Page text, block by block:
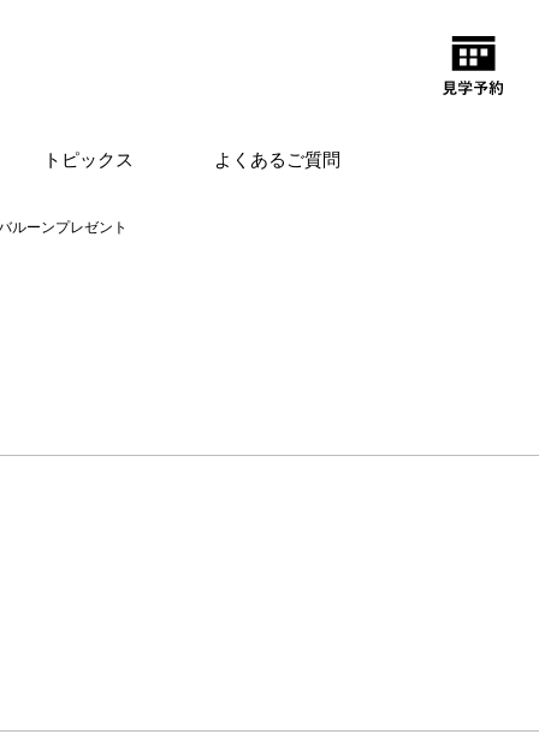
トピックス よくあるご質問
ルーンプレゼント